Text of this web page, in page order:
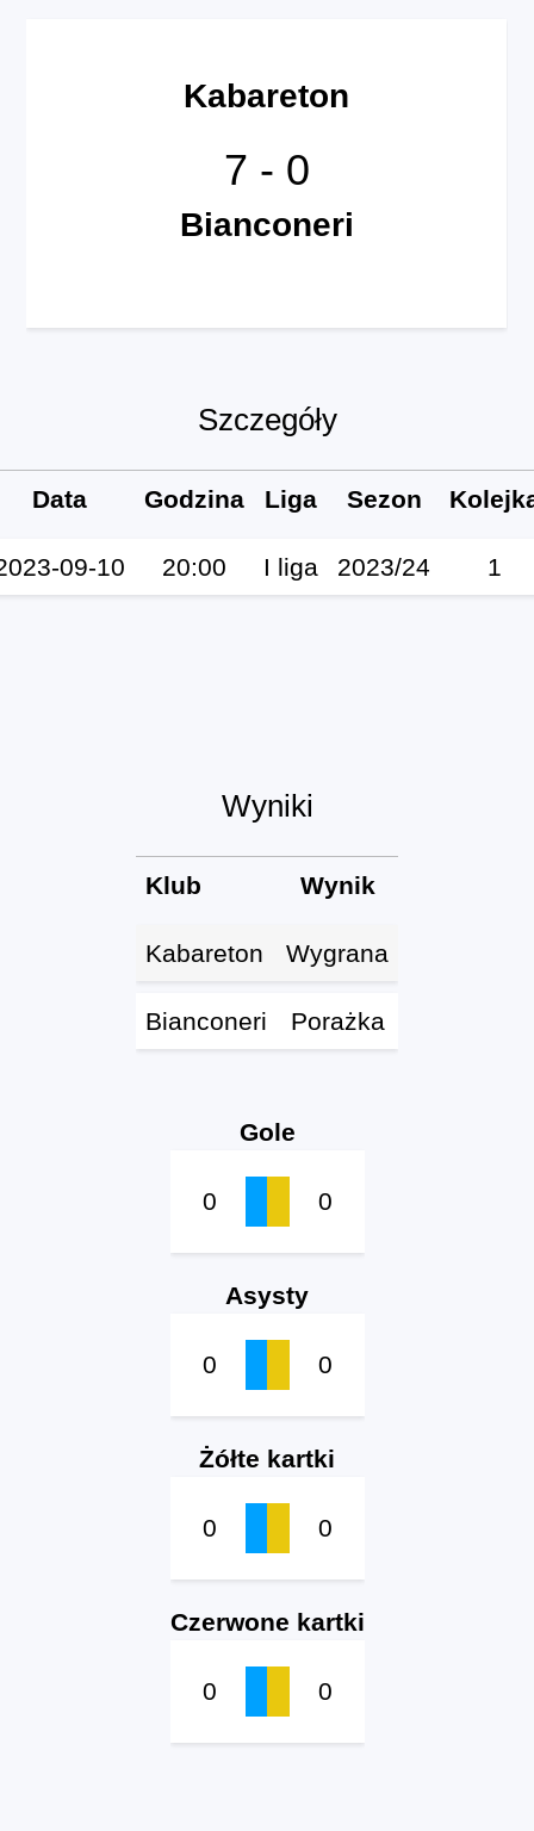
Kabareton
Bianconeri
7 - 0
Szczegóły
Data Godzina Liga Sezon
09-10 20:00 I liga 2023/24 1
Wyniki
Klub Wynik
Kabareton Wygrana
Bianconeri Porażka
Gole
0 0
Asysty
0 0
Żółte kartki
0 0
Czerwone kartki
0 0